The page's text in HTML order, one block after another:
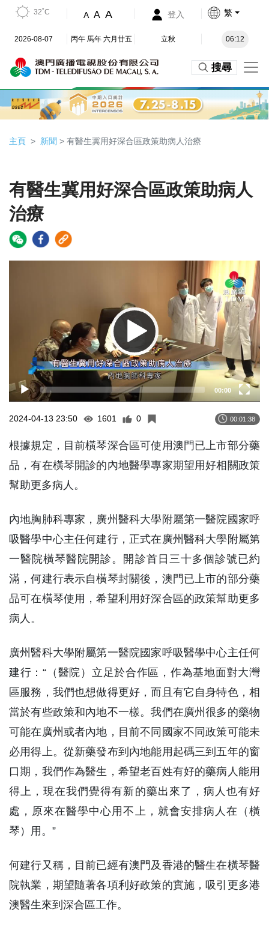
32˚C A A A 登入 繁
2026-08-07 丙午 馬年 六月廿五 立秋 06:12
搜尋
主頁 新聞 > 有醫生冀用好深合區政策助病人治療
有醫生冀用好深合區政策助病人
治療
00:00
2024-04-13 23:50 1601 0 00:01:38
根據規定，目前橫琴深合區可使用澳門已上市部分藥
品，有在橫琴開診的內地醫學專家期望用好相關政策
幫助更多病人。
內地胸肺科專家，廣州醫科大學附屬第一醫院國家呼
吸醫學中心主任何建行，正式在廣州醫科大學附屬第
一醫院橫琴醫院開診。開診首日三十多個診號已約
滿，何建行表示自橫琴封關後，澳門已上市的部分藥
品可在橫琴使用，希望利用好深合區的政策幫助更多
病人。
廣州醫科大學附屬第一醫院國家呼吸醫學中心主任何
建行：“（醫院）立足於合作區，作為基地面對大灣
區服務，我們也想做得更好，而且有它自身特色，相
當於有些政策和內地不一樣。我們在廣州很多的藥物
可能在廣州或者內地，目前不同國家不同政策可能未
必用得上。從新藥發布到內地能用起碼三到五年的窗
口期，我們作為醫生，希望老百姓有好的藥病人能用
得上，現在我們覺得有新的藥出來了，病人也有好
處，原來在醫學中心用不上，就會安排病人在（橫
琴）用。”
何建行又稱，目前已經有澳門及香港的醫生在橫琴醫
院執業，期望隨著各項利好政策的實施，吸引更多港
澳醫生來到深合區工作。